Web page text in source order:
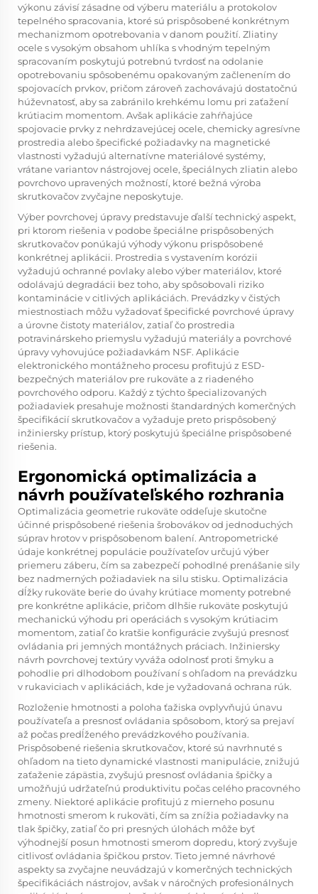
výkonu závisí zásadne od výberu materiálu a protokolov
tepelného spracovania, ktoré sú prispôsobené konkrétnym
mechanizmom opotrebovania v danom použití. Zliatiny
ocele s vysokým obsahom uhlíka s vhodným tepelným
spracovaním poskytujú potrebnú tvrdosť na odolanie
opotrebovaniu spôsobenému opakovaným začlenením do
spojovacích prvkov, pričom zároveň zachovávajú dostatočnú
húževnatosť, aby sa zabránilo krehkému lomu pri zaťažení
krútiacim momentom. Avšak aplikácie zahŕňajúce
spojovacie prvky z nehrdzavejúcej ocele, chemicky agresívne
prostredia alebo špecifické požiadavky na magnetické
vlastnosti vyžadujú alternatívne materiálové systémy,
vrátane variantov nástrojovej ocele, špeciálnych zliatin alebo
povrchovo upravených možností, ktoré bežná výroba
skrutkovačov zvyčajne neposkytuje.
Výber povrchovej úpravy predstavuje ďalší technický aspekt,
pri ktorom riešenia v podobe špeciálne prispôsobených
skrutkovačov ponúkajú výhody výkonu prispôsobené
konkrétnej aplikácii. Prostredia s vystavením korózii
vyžadujú ochranné povlaky alebo výber materiálov, ktoré
odolávajú degradácii bez toho, aby spôsobovali riziko
kontaminácie v citlivých aplikáciách. Prevádzky v čistých
miestnostiach môžu vyžadovať špecifické povrchové úpravy
a úrovne čistoty materiálov, zatiaľ čo prostredia
potravinárskeho priemyslu vyžadujú materiály a povrchové
úpravy vyhovujúce požiadavkám NSF. Aplikácie
elektronického montážneho procesu profitujú z ESD-
bezpečných materiálov pre rukoväte a z riadeného
povrchového odporu. Každý z týchto špecializovaných
požiadaviek presahuje možnosti štandardných komerčných
špecifikácií skrutkovačov a vyžaduje preto prispôsobený
inžiniersky prístup, ktorý poskytujú špeciálne prispôsobené
riešenia.
Ergonomická optimalizácia a
návrh používateľského rozhrania
Optimalizácia geometrie rukoväte oddeľuje skutočne
účinné prispôsobené riešenia šrobovákov od jednoduchých
súprav hrotov v prispôsobenom balení. Antropometrické
údaje konkrétnej populácie používateľov určujú výber
priemeru záberu, čím sa zabezpečí pohodlné prenášanie sily
bez nadmerných požiadaviek na silu stisku. Optimalizácia
dĺžky rukoväte berie do úvahy krútiace momenty potrebné
pre konkrétne aplikácie, pričom dlhšie rukoväte poskytujú
mechanickú výhodu pri operáciách s vysokým krútiacim
momentom, zatiaľ čo kratšie konfigurácie zvyšujú presnosť
ovládania pri jemných montážnych práciach. Inžiniersky
návrh povrchovej textúry vyváža odolnosť proti šmyku a
pohodlie pri dlhodobom používaní s ohľadom na prevádzku
v rukaviciach v aplikáciách, kde je vyžadovaná ochrana rúk.
Rozloženie hmotnosti a poloha ťažiska ovplyvňujú únavu
používateľa a presnosť ovládania spôsobom, ktorý sa prejaví
až počas predĺženého prevádzkového používania.
Prispôsobené riešenia skrutkovačov, ktoré sú navrhnuté s
ohľadom na tieto dynamické vlastnosti manipulácie, znižujú
zaťaženie zápästia, zvyšujú presnosť ovládania špičky a
umožňujú udržateľnú produktivitu počas celého pracovného
zmeny. Niektoré aplikácie profitujú z mierneho posunu
hmotnosti smerom k rukoväti, čím sa znížia požiadavky na
tlak špičky, zatiaľ čo pri presných úlohách môže byť
výhodnejší posun hmotnosti smerom dopredu, ktorý zvyšuje
citlivosť ovládania špičkou prstov. Tieto jemné návrhové
aspekty sa zvyčajne neuvádzajú v komerčných technických
špecifikáciách nástrojov, avšak v náročných profesionálnych